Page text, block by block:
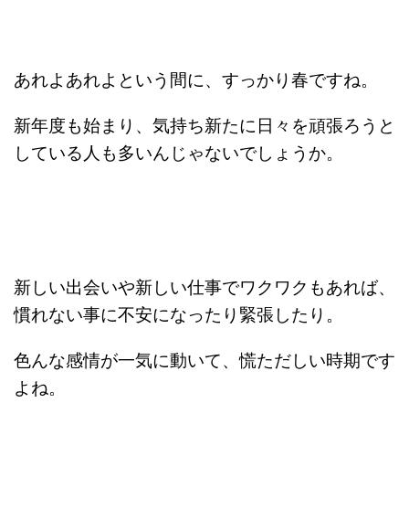
あれよあれよという間に、すっかり春ですね。
新年度も始まり、気持ち新たに日々を頑張ろうと
している人も多いんじゃないでしょうか。
新しい出会いや新しい仕事でワクワクもあれば、
慣れない事に不安になったり緊張したり。
色んな感情が一気に動いて、慌ただしい時期です
よね。